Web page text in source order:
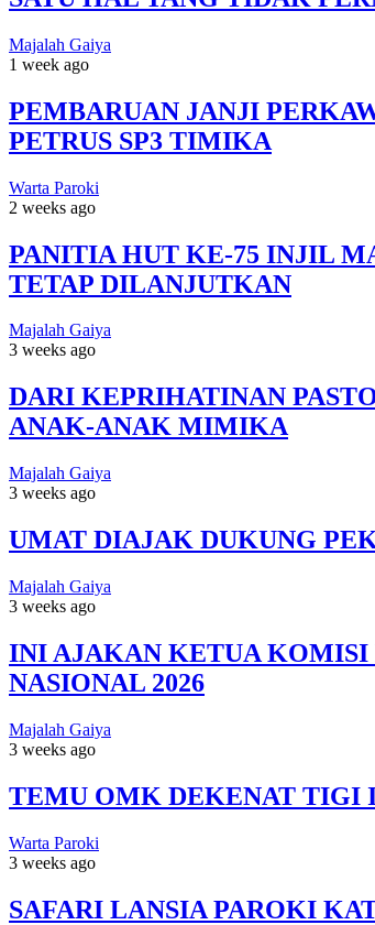
Majalah Gaiya
1 week ago
PEMBARUAN JANJI
PETRUS SP3 TIMIKA
Warta Paroki
2 weeks ago
PANITIA HUT KE-75 INJIL
TETAP DILANJUTKAN
Majalah Gaiya
3 weeks ago
DARI KEPRIHATINAN
ANAK-ANAK MIMIKA
Majalah Gaiya
3 weeks ago
UMAT DIAJAK DUKUNG
Majalah Gaiya
3 weeks ago
INI AJAKAN KETUA KOMISI
NASIONAL 2026
Majalah Gaiya
3 weeks ago
TEMU OMK DEKENAT TIGI
Warta Paroki
3 weeks ago
SAFARI LANSIA PAROKI